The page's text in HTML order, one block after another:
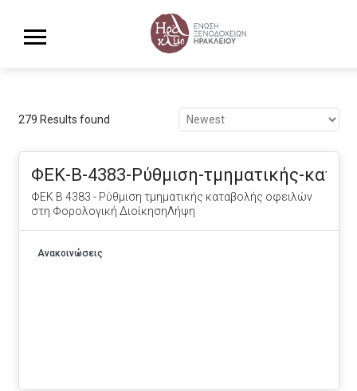
279 Results found
ΦΕΚ-Β-4383-Ρύθμιση-τμηματικής-
ΦΕΚ Β 4383 - Ρύθμιση τμηματικής καταβολής οφειλών
στη Φορολογική ΔιοίκησηΛήψη
Ανακοινώσεις